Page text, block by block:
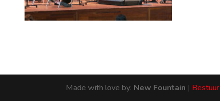
Made with love by: New Fountain |